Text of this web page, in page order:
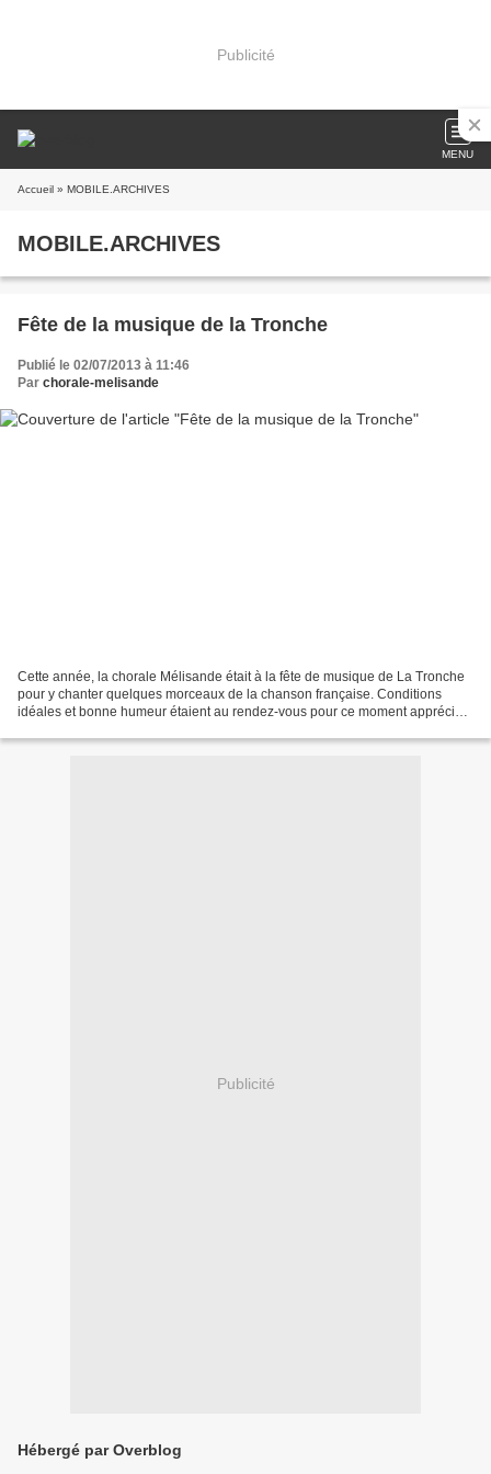
Publicité
MENU
Accueil » MOBILE.ARCHIVES
MOBILE.ARCHIVES
Fête de la musique de la Tronche
Publié le 02/07/2013 à 11:46
Par chorale-melisande
Cette année, la chorale Mélisande était à la fête de musique de La Tronche
pour y chanter quelques morceaux de la chanson française. Conditions
idéales et bonne humeur étaient au rendez-vous pour ce moment apprécié
Publicité
Hébergé par Overblog